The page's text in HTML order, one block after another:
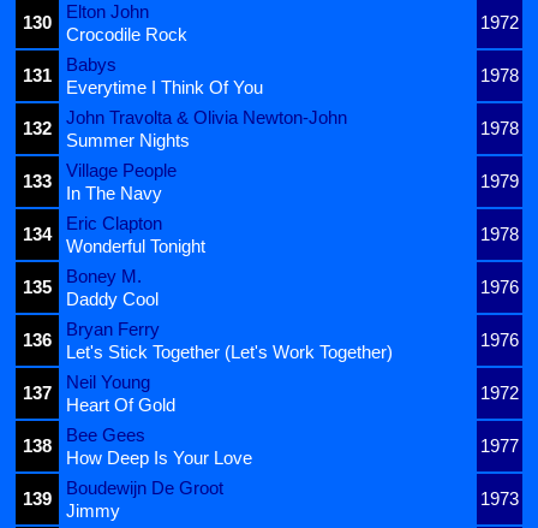
130
Elton John
1972
Crocodile Rock
131
Babys
1978
Everytime I Think Of You
132
John Travolta & Olivia Newton-John
1978
Summer Nights
133
Village People
1979
In The Navy
134
Eric Clapton
1978
Wonderful Tonight
135
Boney M.
1976
Daddy Cool
136
Bryan Ferry
1976
Let's Stick Together (Let's Work Together)
137
Neil Young
1972
Heart Of Gold
138
Bee Gees
1977
How Deep Is Your Love
139
Boudewijn De Groot
1973
Jimmy